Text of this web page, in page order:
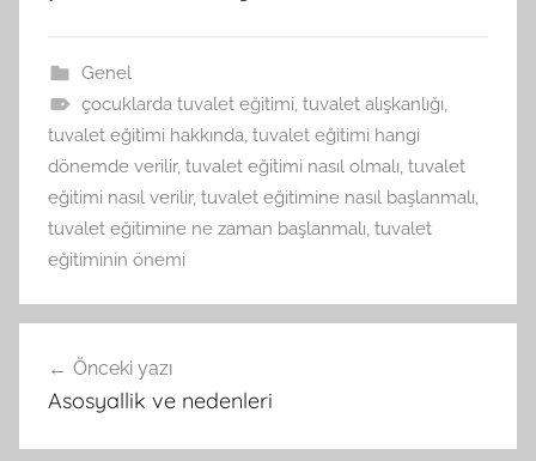
Genel
çocuklarda tuvalet eğitimi, tuvalet alışkanlığı,
tuvalet eğitimi hakkında, tuvalet eğitimi hangi
dönemde verilir, tuvalet eğitimi nasıl olmalı, tuvalet
eğitimi nasıl verilir, tuvalet eğitimine nasıl başlanmalı,
tuvalet eğitimine ne zaman başlanmalı, tuvalet
eğitiminin önemi
gezinmesi
Önceki yazı
Asosyallik ve nedenleri